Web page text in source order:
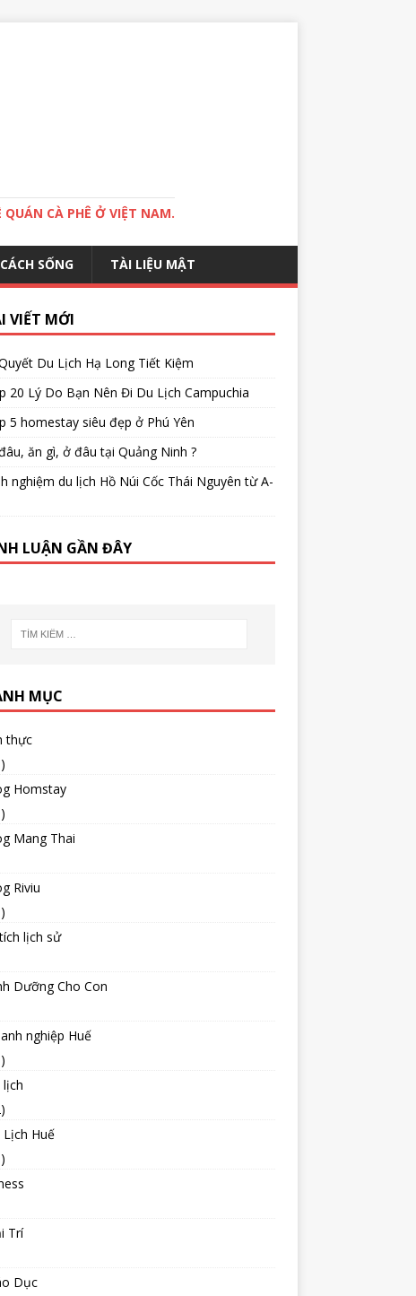
QUÁN CÀ PHÊ Ở VIỆT NAM.
SỐNG TÀI LIỆU MẬT
VIẾT MỚI
Du Lịch Hạ Long Tiết Kiệm
20 Lý Do Bạn Nên Đi Du Lịch Campuchia
5 homestay siêu đẹp ở Phú Yên
ăn gì, ở đâu tại Quảng Ninh ?
nghiệm du lịch Hồ Núi Cốc Thái Nguyên từ A-
LUẬN GẦN ĐÂY
MỤC
thực
Homstay
Mang Thai
Riviu
lịch sử
Dưỡng Cho Con
nghiệp Huế
lịch
Lịch Huế
Trí
Dục